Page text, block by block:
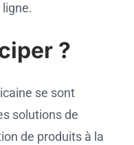
ligne.
?
se sont
solutions de
de produits à la